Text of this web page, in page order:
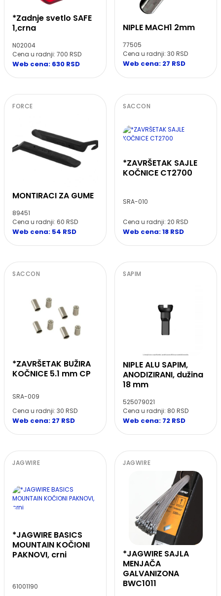
*Zadnje svetlo SAFE
1,crna
N02004
Cena u radnji: 700 RSD
Web cena: 630 RSD
NIPLE MACH1 2mm
77505
Cena u radnji: 30 RSD
Web cena: 27 RSD
FORCE
MONTIRACI ZA GUME
89451
Cena u radnji: 60 RSD
Web cena: 54 RSD
SACCON
*ZAVRŠETAK SAJLE
KOČNICE CT2700
SRA-010
Cena u radnji: 20 RSD
Web cena: 18 RSD
SACCON
*ZAVRŠETAK BUŽIRA
KOČNICE 5.1 mm CP
SRA-009
Cena u radnji: 30 RSD
Web cena: 27 RSD
SAPIM
NIPLE ALU SAPIM,
ANODIZIRANI, dužina
18 mm
525079021
Cena u radnji: 80 RSD
Web cena: 72 RSD
JAGWIRE
*JAGWIRE BASICS
MOUNTAIN KOČIONI
PAKNOVI, crni
61001190
JAGWIRE
*JAGWIRE SAJLA
MENJAČA
GALVANIZONA
BWC1011